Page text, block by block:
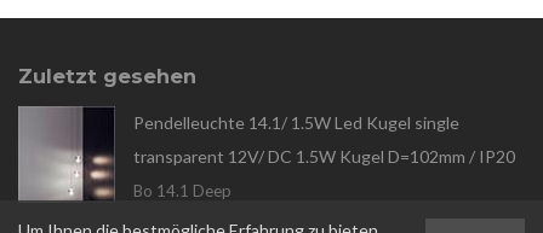
Zuletzt gesehen
Pendelleuchte 14.1/ 1.5W Led Kugel single
transparent 12V/ DC 1.5W Kugel D=102mm / IP20
Bo 14.1 Deep